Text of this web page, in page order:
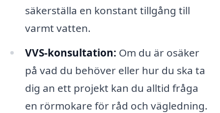
säkerställa en konstant tillgång till
varmt vatten.
VVS-konsultation: Om du är osäker
på vad du behöver eller hur du ska ta
dig an ett projekt kan du alltid fråga
en rörmokare för råd och vägledning.